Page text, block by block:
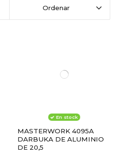
Ordenar
En stock
MASTERWORK 4095A
DARBUKA DE ALUMINIO
DE 20,5